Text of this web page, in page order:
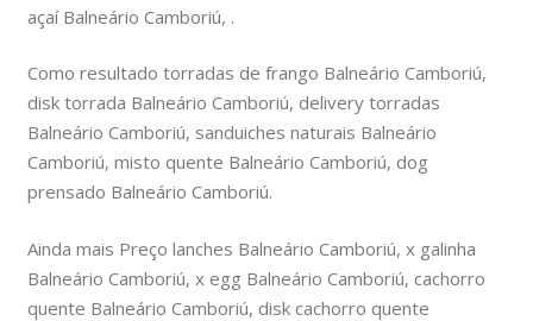
açaí Balneário Camboriú, .
Como resultado torradas de frango Balneário Camboriú,
disk torrada Balneário Camboriú, delivery torradas
Balneário Camboriú, sanduiches naturais Balneário
Camboriú, misto quente Balneário Camboriú, dog
prensado Balneário Camboriú.
Ainda mais Preço lanches Balneário Camboriú, x galinha
Balneário Camboriú, x egg Balneário Camboriú, cachorro
quente Balneário Camboriú, disk cachorro quente